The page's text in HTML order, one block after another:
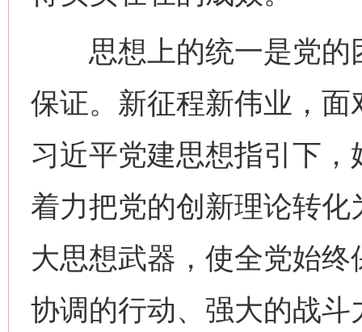
思想上的统一是党的
保证。新征程新伟业，
习近平党建思想指引下
着力把党的创新理论转
大思想武器，使全党始
协调的行动、强大的战
网上购药对药下症？